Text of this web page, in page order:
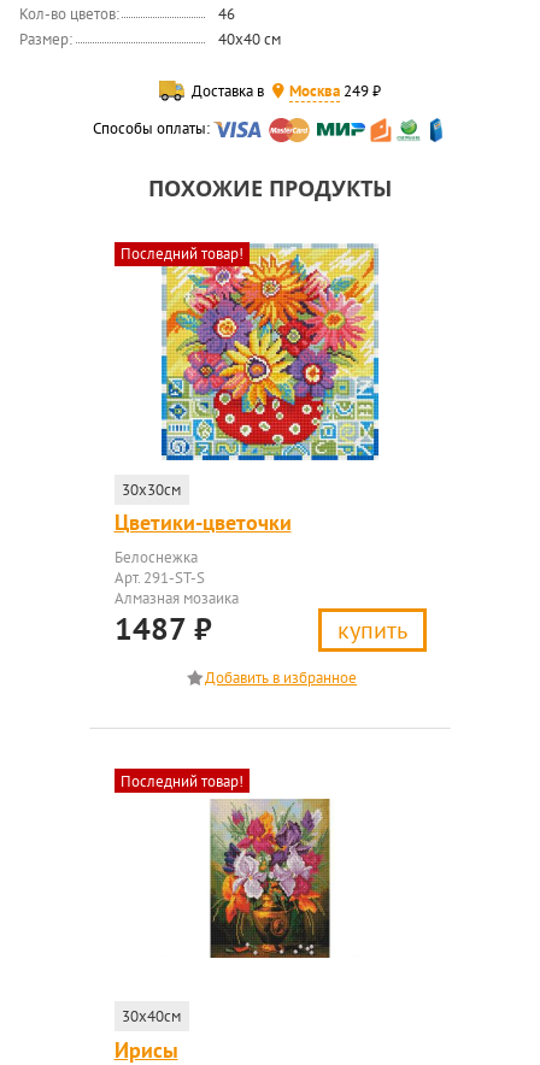
Кол-во цветов:
46
Размер:
40x40 см
Доставка в Москва249 ₽
Способы оплаты:
ПОХОЖИЕ ПРОДУКТЫ
Последний товар!
30x30см
Цветики-цветочки
Белоснежка
Арт. 291-ST-S
Алмазная мозаика
1487 ₽ купить
Последний товар!
30x40см
Ирисы